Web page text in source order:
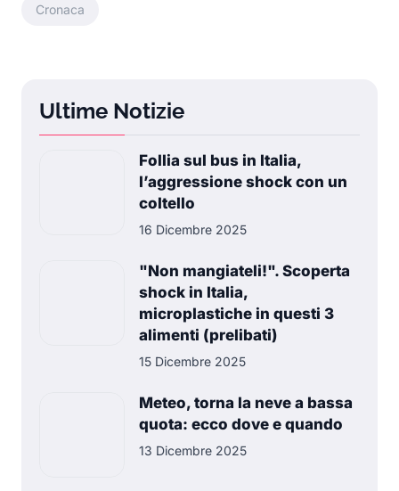
Cronaca
Ultime Notizie
Follia sul bus in Italia,
l’aggressione shock con un
coltello
16 Dicembre 2025
"Non mangiateli!". Scoperta
shock in Italia,
microplastiche in questi 3
alimenti (prelibati)
15 Dicembre 2025
Meteo, torna la neve a bassa
quota: ecco dove e quando
13 Dicembre 2025